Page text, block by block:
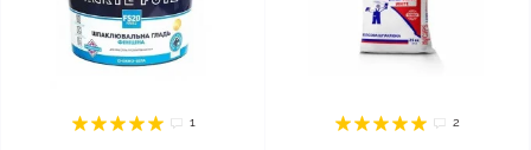
1 2